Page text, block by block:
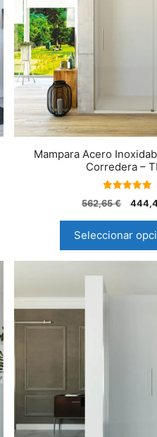
Mampara Acero
Corredera –
5.00
de 5
562,65€
Seleccionar